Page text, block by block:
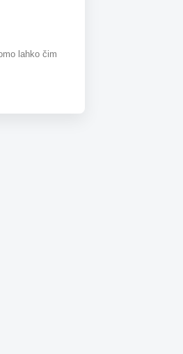
lahko čim